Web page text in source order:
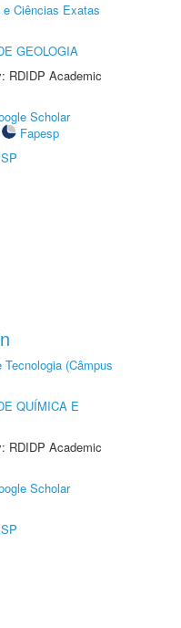
Ciências Exatas
GEOLOGIA
RDIDP Academic
Scholar
Fapesp
(Câmpus
QUÍMICA E
RDIDP Academic
Scholar